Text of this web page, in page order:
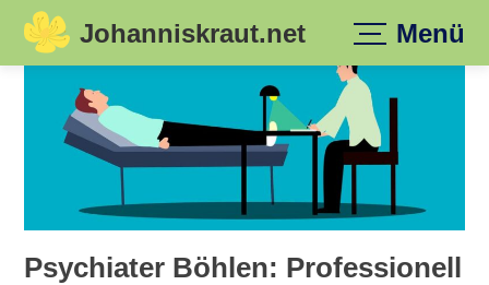
Skip
Johanniskraut.net Menü
Psychiater Böhlen: Professionell